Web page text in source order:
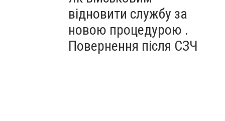
відновити службу за
новою процедурою .
Повернення після СЗЧ